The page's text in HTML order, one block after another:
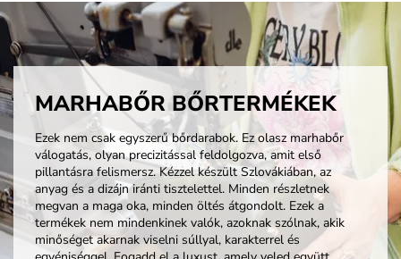
MARHABŐR BŐRTERMÉKEK
Ezek nem csak egyszerű bőrdarabok. Ez olasz marhabőr
válogatás, olyan precizitással feldolgozva, amit első
pillantásra felismersz. Kézzel készült Szlovákiában, az
anyag és a dizájn iránti tisztelettel. Minden részletnek
megvan a maga oka, minden öltés átgondolt. Ezek a
termékek nem mindenkinek valók, azoknak szólnak, akik
minőséget akarnak viselni súllyal, karakterrel és